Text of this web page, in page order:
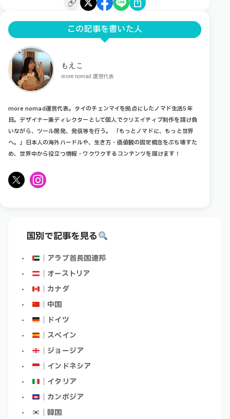
この記事を書いた人
もえこ
more nomad 運営代表
more nomad運営代表。タイのチェンマイを拠点にしたノマド生活5年
目。デザイナー兼ディレクターとして個人でクリエイティブ制作を請け負
いながら、ツール開発、発信等を行う。 「もっとノマドに、もっと世界
へ。」日本人の海外ハードルや、生き方・価値観の固定概念をぶち壊すた
め、世界中から役立つ情報・ワクワクするコンテンツを届けます！
国別で記事を見る
｜アラブ首長国連邦
｜オーストリア
｜カナダ
｜中国
｜ドイツ
｜スペイン
｜ジョージア
｜インドネシア
｜イタリア
｜カンボジア
｜韓国